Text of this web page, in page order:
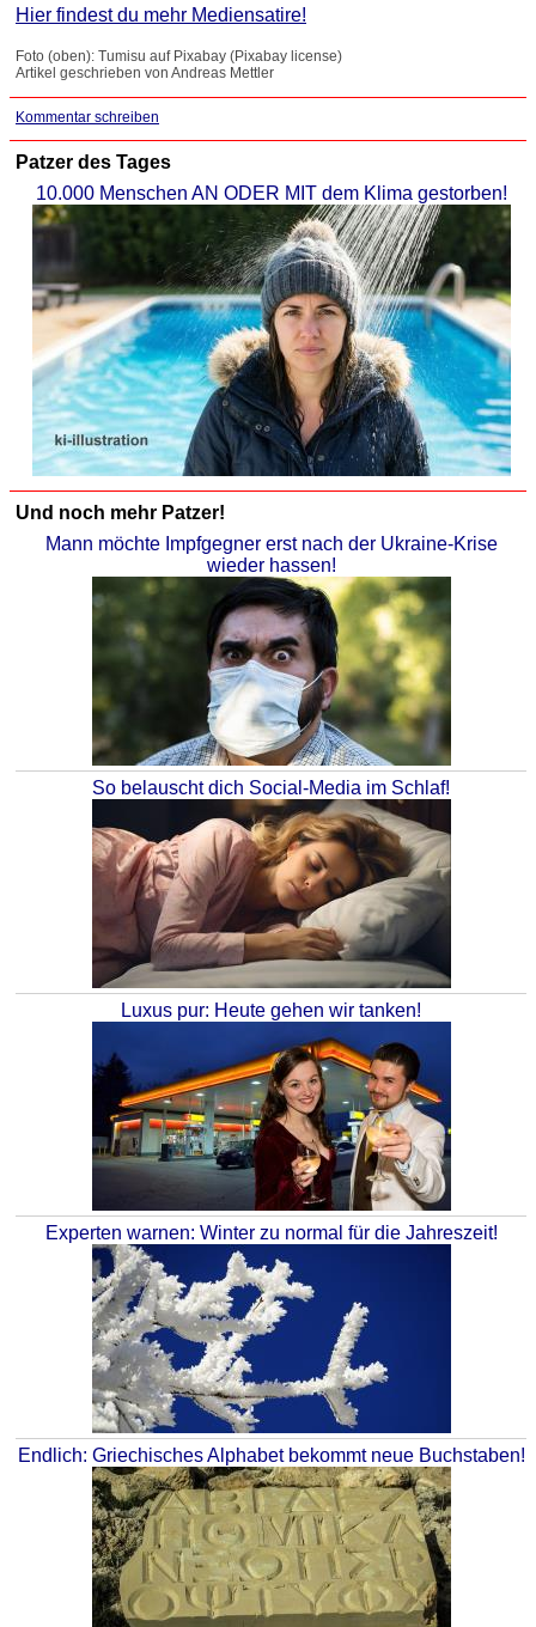
Hier findest du mehr Mediensatire!
Foto (oben): Tumisu auf Pixabay (Pixabay license)
Artikel geschrieben von Andreas Mettler
Kommentar schreiben
Patzer des Tages
10.000 Menschen AN ODER MIT dem Klima gestorben!
Und noch mehr Patzer!
Mann möchte Impfgegner erst nach der Ukraine-Krise
wieder hassen!
So belauscht dich Social-Media im Schlaf!
Luxus pur: Heute gehen wir tanken!
Experten warnen: Winter zu normal für die Jahreszeit!
Endlich: Griechisches Alphabet bekommt neue Buchstaben!